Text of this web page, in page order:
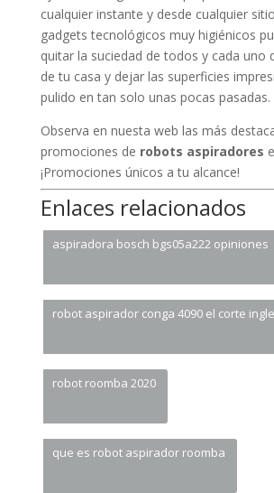
cualquier instante y desde cualquier
gadgets tecnológicos muy higiénicos
quitar la suciedad de todos y cada uno
de tu casa y dejar las superficies
pulido en tan solo unas pocas pasadas.
Observa en nuesta web las más
promociones de robots aspiradores
¡Promociones únicos a tu alcance!
Enlaces relacionados
aspiradora bosch bgs05a222 opiniones
robot aspirador conga 4090 el corte
robot roomba 2020
que es robot aspirador roomba